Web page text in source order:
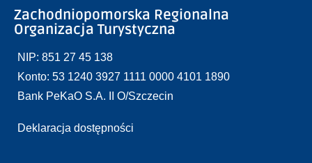
Zachodniopomorska Regionalna
Organizacja Turystyczna
NIP: 851 27 45 138
Konto: 53 1240 3927 1111 0000 4101 1890
Bank PeKaO S.A. II O/Szczecin
Deklaracja dostępności